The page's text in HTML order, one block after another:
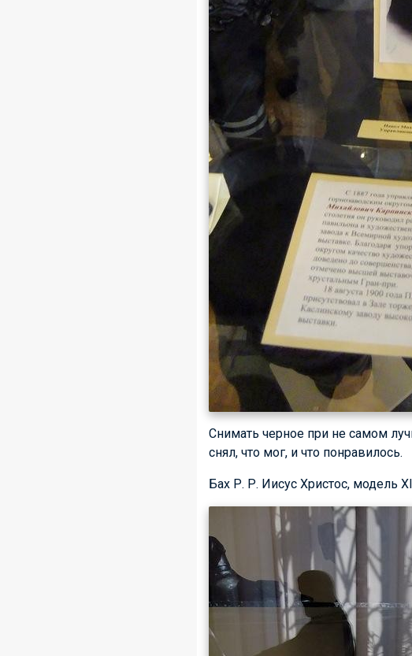
Снимать черное при не самом
снял, что мог, и что понравилось.
Бах Р. Р. Иисус Христос, модель